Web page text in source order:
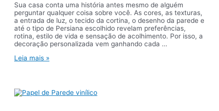
Sua casa conta uma história antes mesmo de alguém
perguntar qualquer coisa sobre você. As cores, as texturas,
a entrada de luz, o tecido da cortina, o desenho da parede e
até o tipo de Persiana escolhido revelam preferências,
rotina, estilo de vida e sensação de acolhimento. Por isso, a
decoração personalizada vem ganhando cada …
Decoração
papel
de
Leia mais »